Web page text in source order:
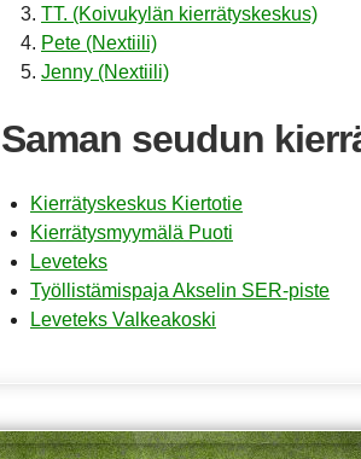
TT. (Koivukylän kierrätyskeskus)
Pete (Nextiili)
Jenny (Nextiili)
Saman seudun
Kierrätyskeskus Kiertotie
Kierrätysmyymälä Puoti
Leveteks
Työllistämispaja Akselin SER-piste
Leveteks Valkeakoski